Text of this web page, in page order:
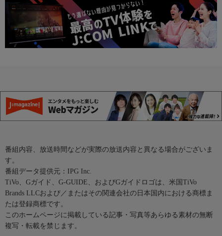
番組内容、放送時間などが実際の放送内容と異なる場合がございま
す。
番組データ提供元：IPG Inc.
TiVo、Gガイド、G-GUIDE、およびGガイドロゴは、米国TiVo
Brands LLCおよび／またはその関連会社の日本国内における商標ま
たは登録商標です。
このホームページに掲載している記事・写真等あらゆる素材の無断
複写・転載を禁じます。